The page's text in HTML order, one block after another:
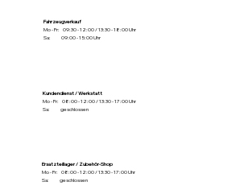
Fahrzeugverkauf
Mo - Fr: 09:30 - 12:00 / 13:30 - 18:00 Uhr
Sa: 09:00 - 15:00 Uhr
Ersatzteillager / Zubehör-Shop
Mo - Fr: 08:00 - 12:00 / 13:30 - 17:00 Uhr
Sa: geschlossen
Kundendienst / Werkstatt
Mo - Fr: 08:00 - 12:00 / 13:30 - 17:00 Uhr
Sa: geschlossen